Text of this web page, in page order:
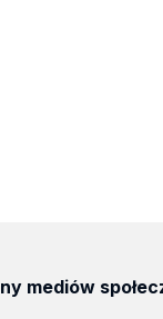
mediów